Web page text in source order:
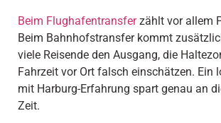
Beim Flughafentransferzählt vor allem
Beim Bahnhofstransfer kommt
viele Reisende den Ausgang, die
Fahrzeit vor Ort falsch einschätzen. Ein
mit Harburg-Erfahrung spart genau an
Zeit.